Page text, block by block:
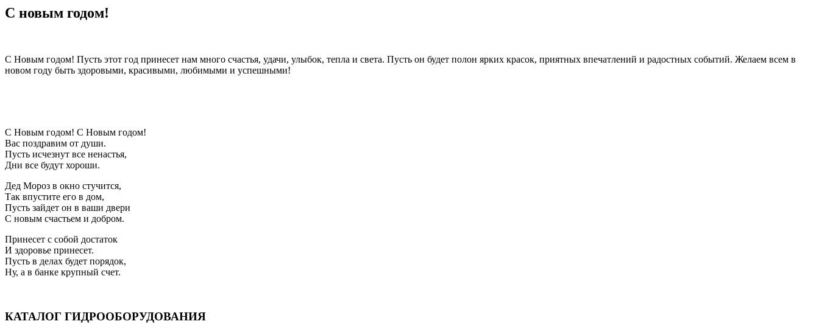
С новым годом!
С Новым годом! Пусть этот год принесет нам много счастья, удачи, улыбок, тепла и света. Пусть он будет полон ярких красок, приятных впечатлений и радостных событий. Желаем всем в
новом году быть здоровыми, красивыми, любимыми и успешными!
С Новым годом! С Новым годом!
Вас поздравим от души.
Пусть исчезнут все ненастья,
Дни все будут хороши.
Дед Мороз в окно стучится,
Так впустите его в дом,
Пусть зайдет он в ваши двери
С новым счастьем и добром.
Принесет с собой достаток
И здоровье принесет.
Пусть в делах будет порядок,
Ну, а в банке крупный счет.
КАТАЛОГ ГИДРООБОРУДОВАНИЯ